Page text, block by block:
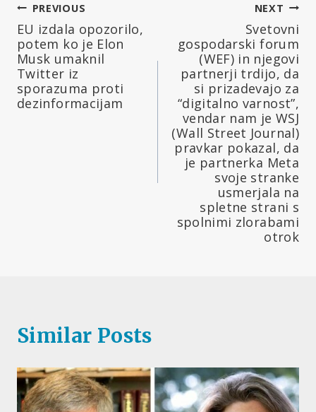
Navigacija
prispevka
PREVIOUS
EU izdala opozorilo,
potem ko je Elon
Musk umaknil
Twitter iz
sporazuma proti
dezinformacijam
NEXT
Svetovni
gospodarski forum
(WEF) in njegovi
partnerji trdijo, da
si prizadevajo za
“digitalno varnost”,
vendar nam je WSJ
(Wall Street Journal)
pravkar pokazal, da
je partnerka Meta
svoje stranke
usmerjala na
spletne strani s
spolnimi zlorabami
otrok
Similar Posts